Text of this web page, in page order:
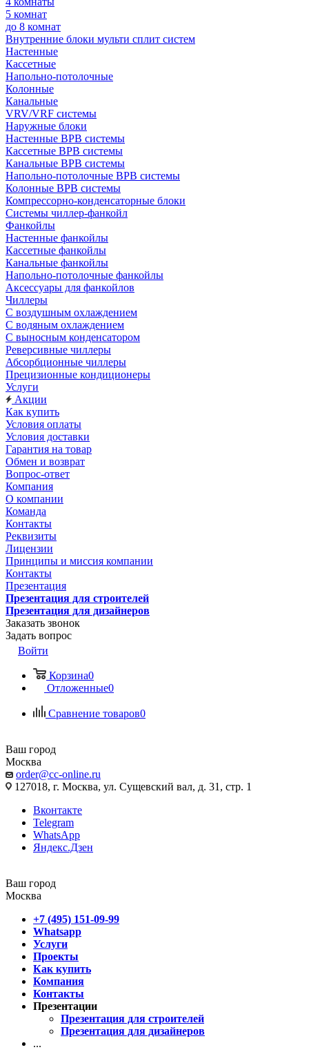
5 комнат
до 8 комнат
Внутренние блоки мульти сплит систем
Настенные
Кассетные
Напольно-потолочные
Колонные
Канальные
VRV/VRF системы
Наружные блоки
Настенные ВРВ системы
Кассетные ВРВ системы
Канальные ВРВ системы
Напольно-потолочные ВРВ системы
Колонные ВРВ системы
Компрессорно-конденсаторные блоки
Системы чиллер-фанкойл
Фанкойлы
Настенные фанкойлы
Кассетные фанкойлы
Канальные фанкойлы
Напольно-потолочные фанкойлы
Аксессуары для фанкойлов
Чиллеры
С воздушным охлаждением
С водяным охлаждением
С выносным конденсатором
Реверсивные чиллеры
Абсорбционные чиллеры
Прецизионные кондиционеры
Услуги
Акции
Как купить
Условия оплаты
Условия доставки
Гарантия на товар
Обмен и возврат
Вопрос-ответ
Компания
О компании
Команда
Контакты
Реквизиты
Лицензии
Принципы и миссия компании
Контакты
Презентация
Презентация для строителей
Презентация для дизайнеров
Заказать звонок
Задать вопрос
Войти
Корзина0
Отложенные0
Сравнение товаров0
Ваш город
Москва
order@cc-online.ru
127018, г. Москва, ул. Сущевский вал, д. 31, стр. 1
Вконтакте
Telegram
WhatsApp
Яндекс.Дзен
Ваш город
Москва
+7 (495) 151-09-99
Whatsapp
Услуги
Проекты
Как купить
Компания
Контакты
Презентации
Презентация для строителей
Презентация для дизайнеров
...